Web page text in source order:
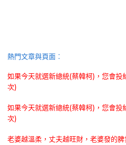
熱門文章與頁面︰
如果今天就選新總統(蔡韓柯)，您會
次)
如果今天就選新總統(蔡韓柯)，您會
次)
老婆越溫柔，丈夫越旺財，老婆發的